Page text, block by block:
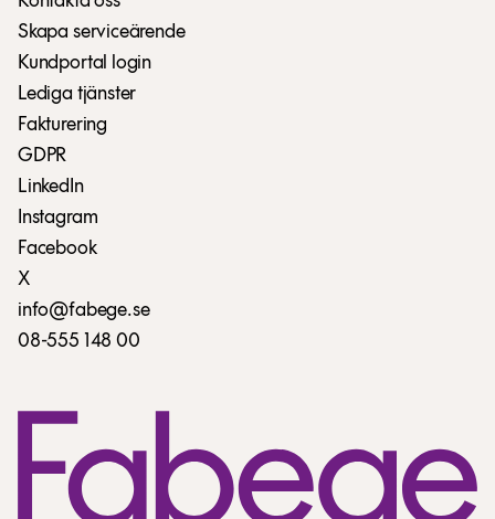
Skapa serviceärende
Kundportal login
Lediga tjänster
Fakturering
GDPR
LinkedIn
Instagram
Facebook
X
info@fabege.se
08-555 148 00